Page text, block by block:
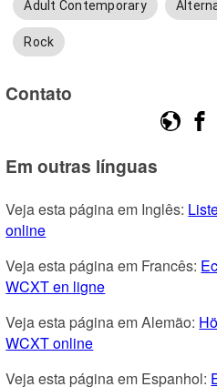
Adult Contemporary
Rock
Contato
Em outras línguas
Veja esta página em Inglês:
online
Veja esta página em Francês:
WCXT en ligne
Veja esta página em Alemão:
WCXT online
Veja esta página em Espanhol: